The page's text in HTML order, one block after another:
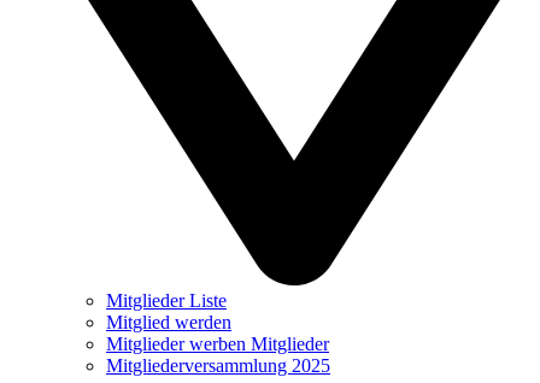
Mitglieder Liste
Mitglied werden
Mitglieder werben Mitglieder
Mitgliederversammlung 2025